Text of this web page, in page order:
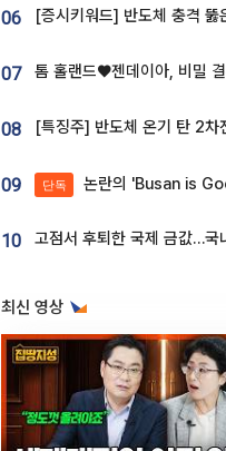
06
07
08
09 단독 논란의 'Busan is Good'…8억 도시브랜드, 용
10 고점서 후퇴한 국제 금값…국
최신 영상